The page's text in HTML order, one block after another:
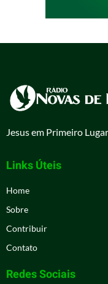
Jesus em Primeiro
Links Úteis
Home
Sobre
Contribuir
Contato
Redes Sociais